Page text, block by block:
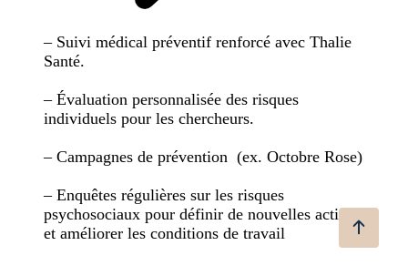
– Suivi médical préventif renforcé avec Thalie
Santé.
– Évaluation personnalisée des risques
individuels pour les chercheurs.
– Campagnes de prévention (ex. Octobre Rose)
– Enquêtes régulières sur les risques
psychosociaux pour définir de nouvelles actions
et améliorer les conditions de travail